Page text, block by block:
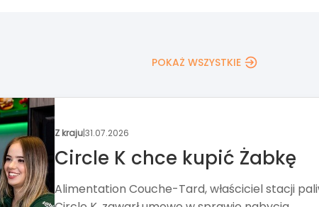
POKAŻ WSZYSTKIE
Nowa formuła Targów
Franczyza
Targi Franczyza od ponad 20 lat pomagają